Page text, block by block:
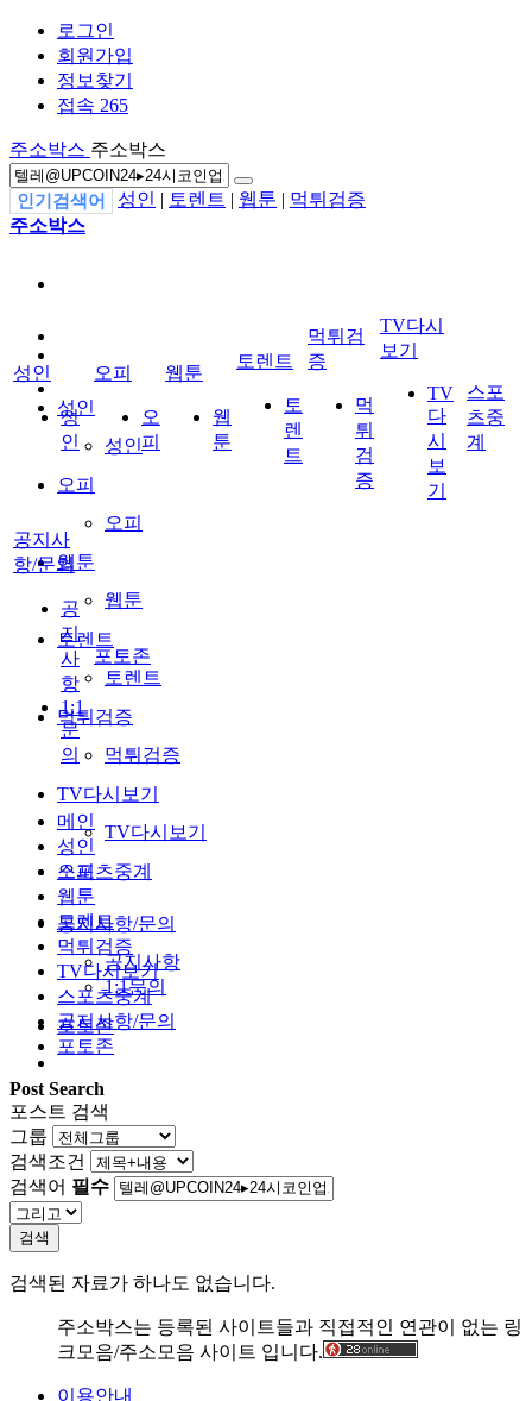
로그인
회원가입
정보찾기
접속 265
주소박스 주소박스
인기검색어 성인 | 토렌트 | 웹툰 | 먹튀검증
주소박스
성인
성인
오피
오피
웹툰
웹툰
토렌트
토렌트
먹튀검증
먹튀검증
TV다시보기
TV다시보기
스포츠중계
공지사항/문의
공지사항
1:1문의
포토존
성인
성
인
오피
오
피
웹툰
웹
툰
토렌트
토
렌
트
먹튀검
증
먹
튀
검
증
TV다시
보기
TV
다
시
보
기
스포
츠중
계
공지사
항/문의
공
지
사
항
1:1
문
의
포토존
메인
성인
오피
웹툰
토렌트
먹튀검증
TV다시보기
스포츠중계
공지사항/문의
포토존
Post Search
포스트 검색
그룹
검색조건
검색어 필수
검색
검색된 자료가 하나도 없습니다.
주소박스는 등록된 사이트들과 직접적인 연관이 없는 링
크모음/주소모음 사이트 입니다.
이용안내